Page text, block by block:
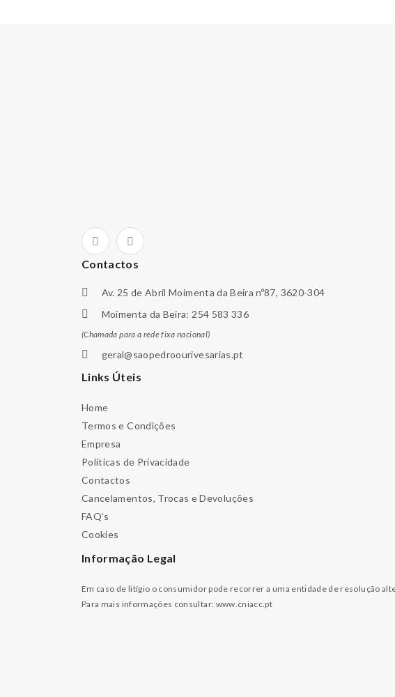
Contactos
Av. 25 de Abril Moimenta da Beira nº87, 3620-304
Moimenta da Beira: 254 583 336
(Chamada para a rede fixa nacional)
geral@saopedroourivesarias.pt
Links Úteis
Home
Termos e Condições
Empresa
Políticas de Privacidade
Contactos
Cancelamentos, Trocas e Devoluções
FAQ’s
Cookies
Informação Legal
Em caso de litígio o consumidor pode recorrer a uma entidade de resolução
Para mais informações consultar: www.cniacc.pt